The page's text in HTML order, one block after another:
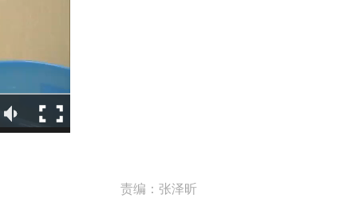
责编： 张泽昕